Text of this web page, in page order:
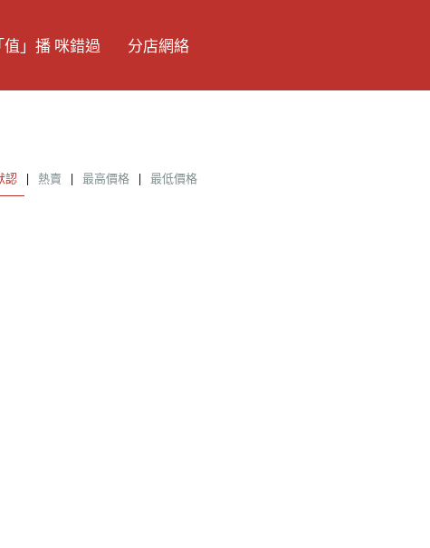
」播 咪錯過 分店網絡
認 | 熱賣 | 最高價格 | 最低價格